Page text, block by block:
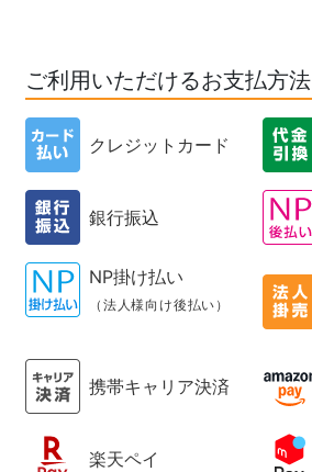
ご利用いただけるお支払方法
クレジットカード
銀行振込
NP掛け払い
（法人様向け後払い）
携帯キャリア決済
楽天ペイ